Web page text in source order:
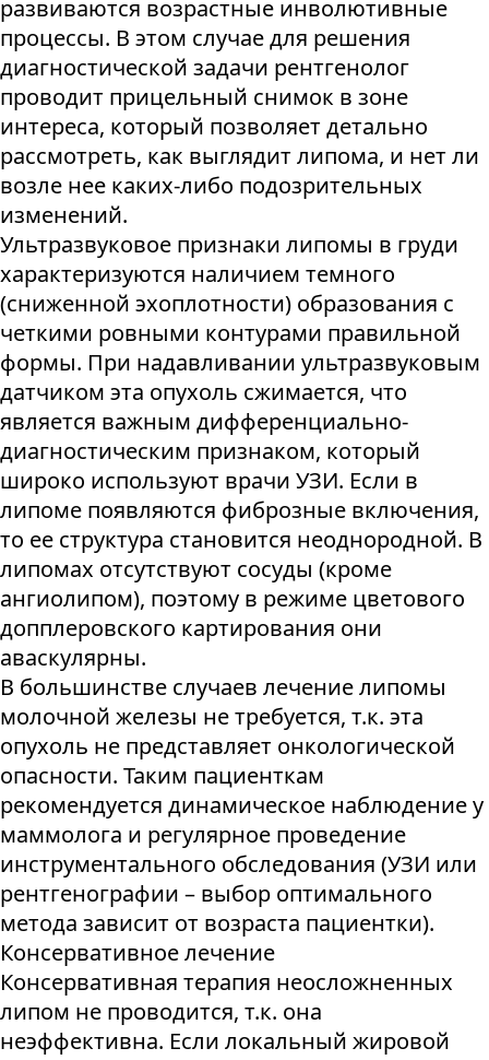
развиваются возрастные инволютивные
процессы. В этом случае для решения
диагностической задачи рентгенолог
проводит прицельный снимок в зоне
интереса, который позволяет детально
рассмотреть, как выглядит липома, и нет ли
возле нее каких-либо подозрительных
изменений.
Ультразвуковое признаки липомы в груди
характеризуются наличием темного
(сниженной эхоплотности) образования с
четкими ровными контурами правильной
формы. При надавливании ультразвуковым
датчиком эта опухоль сжимается, что
является важным дифференциально-
диагностическим признаком, который
широко используют врачи УЗИ. Если в
липоме появляются фиброзные включения,
то ее структура становится неоднородной. В
липомах отсутствуют сосуды (кроме
ангиолипом), поэтому в режиме цветового
допплеровского картирования они
аваскулярны.
В большинстве случаев лечение липомы
молочной железы не требуется, т.к. эта
опухоль не представляет онкологической
опасности. Таким пациенткам
рекомендуется динамическое наблюдение у
маммолога и регулярное проведение
инструментального обследования (УЗИ или
рентгенографии – выбор оптимального
метода зависит от возраста пациентки).
Консервативное лечение
Консервативная терапия неосложненных
липом не проводится, т.к. она
неэффективна. Если локальный жировой